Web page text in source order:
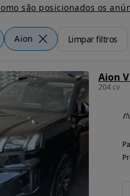
são posicionados os
Aion Limpar filtros
Aion
204 cv